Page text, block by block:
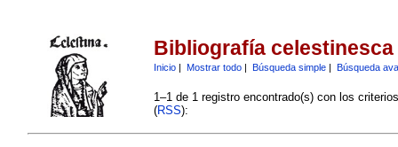
Bibliografía celestinesca
Inicio| Mostrar todo| Búsqueda simple| Búsqueda
1–1 de 1 registro encontrado(s) con los
(RSS):